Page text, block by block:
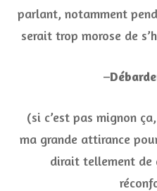
parlant, notamment
serait trop morose de
–
(si c’est pas mignon
ma grande attirance
dirait tellement de